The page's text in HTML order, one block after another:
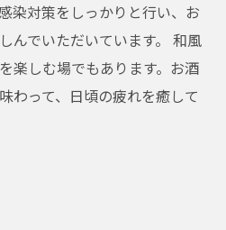
染対策をしっかりと行い、お
んでいただいています。 和風
楽しむ場でもあります。お酒
わって、日頃の疲れを癒して